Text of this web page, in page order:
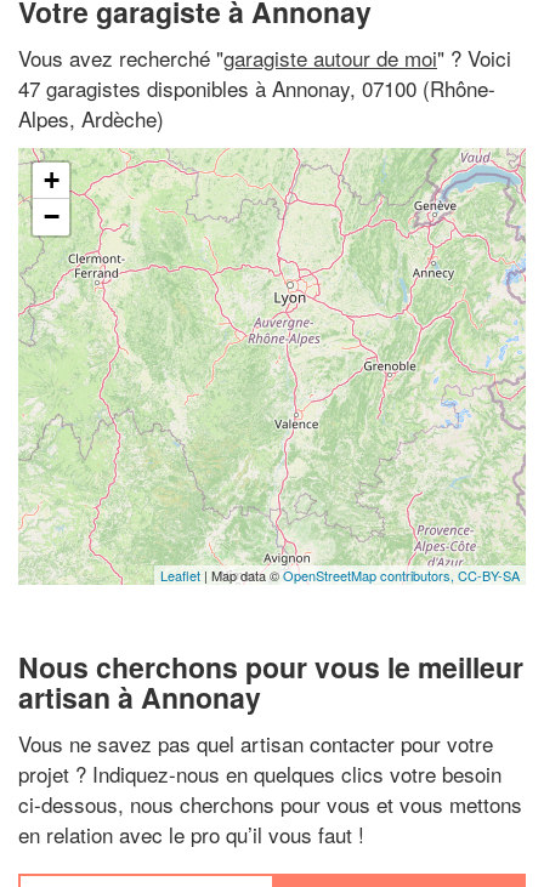
Votre garagiste à Annonay
Vous avez recherché "garagiste autour de moi" ? Voici
47 garagistes disponibles à Annonay, 07100 (Rhône-
Alpes, Ardèche)
+
−
Leaflet | Map data ©OpenStreetMap contributors, CC-BY-SA
Nous cherchons pour vous le meilleur
artisan à Annonay
Vous ne savez pas quel artisan contacter pour votre
projet ? Indiquez-nous en quelques clics votre besoin
ci-dessous, nous cherchons pour vous et vous mettons
en relation avec le pro qu’il vous faut !